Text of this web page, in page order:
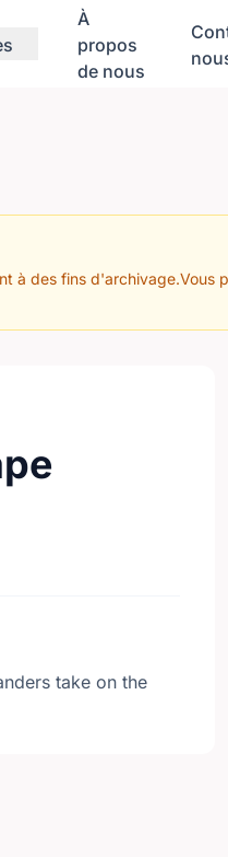
À
propos
de nous
à des fins d'archivage.Vous
take on the